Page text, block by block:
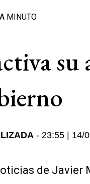
MINUTO
su
- 23:55 | 14/
de Javier